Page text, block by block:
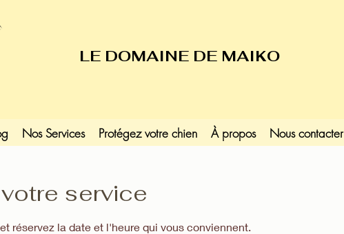
LE DOMAINE DE MAIKO
Nos Services Protégez votre chien À propos Nous contacter
service
réservez la date et l'heure qui vous conviennent.